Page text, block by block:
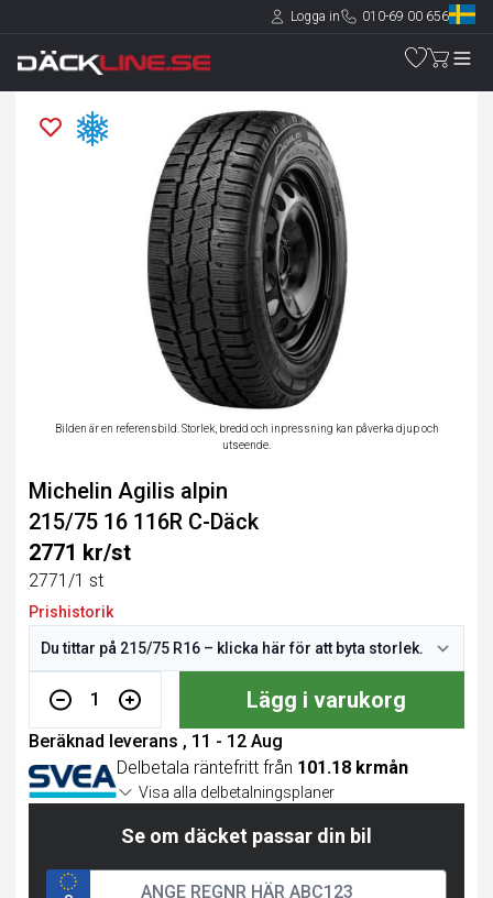
Logga in 010-69 00 656
Bilden är en referensbild. Storlek, bredd och inpressning kan påverka djup och
utseende.
Michelin Agilis alpin
215/75 16 116R C-Däck
2771 kr/st
2771/1 st
Prishistorik
1 Lägg i varukorg
Beräknad leverans , 11 - 12 Aug
Delbetala räntefritt från 101.18 krmån
Visa alla delbetalningsplaner
Se om däcket passar din bil